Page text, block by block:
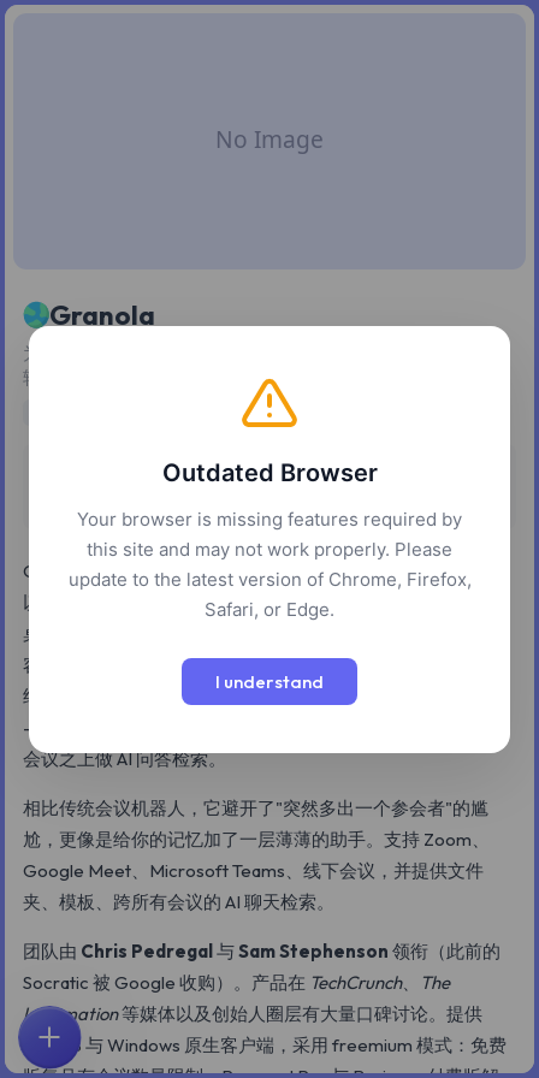
Granola
为连轴会议设计的 AI 笔记本：你专注开会，它帮你整理可编
辑、可搜索的纪要。
定价
Granola 是一款面向"会议连轴转"用户的 AI 笔记应用。它不是
以"会议机器人"身份加入通话，而是作为一个 Mac/Windows
桌面应用安静地在本地运行，通过系统音频直接捕捉会议内
容，让你在会上自由记下零散要点。会议结束后，Granola 会
结合转录稿和你的草稿生成结构化、可编辑、可分享的纪要
——行动项、决策、跟进事项一目了然，并且支持在所有历史
会议之上做 AI 问答检索。
相比传统会议机器人，它避开了"突然多出一个参会者"的尴
尬，更像是给你的记忆加了一层薄薄的助手。支持 Zoom、
Google Meet、Microsoft Teams、线下会议，并提供文件
夹、模板、跨所有会议的 AI 聊天检索。
团队由 Chris Pedregal与Sam Stephenson 领衔（此前的
Socratic 被 Google 收购）。产品在 TechCrunch、
The
Information等媒体以及创始人圈层有大量口碑讨论。提供
macOS 与 Windows 原生客户端，采用 freemium 模式：免费
首页 探索 搜索 收藏 反馈 账户
Outdated Browser
Your browser is missing features required by
this site and may not work properly. Please
update to the latest version of Chrome, Firefox,
Safari, or Edge.
I understand